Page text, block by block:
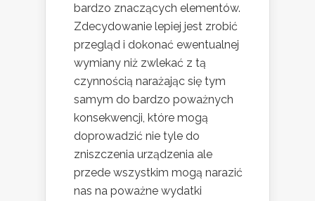
bardzo znaczących elementów.
Zdecydowanie lepiej jest zrobić
przegląd i dokonać ewentualnej
wymiany niż zwlekać z tą
czynnością narażając się tym
samym do bardzo poważnych
konsekwencji, które mogą
doprowadzić nie tyle do
zniszczenia urządzenia ale
przede wszystkim mogą narazić
nas na poważne wydatki